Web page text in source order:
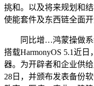
挑和。以及将来规划和
使能套件及东西链全面开
同比增…鸿蒙操做系统
搭载HarmonyOS 5.1近
器。为开辟者和企业供
28日，并颁布发表备份